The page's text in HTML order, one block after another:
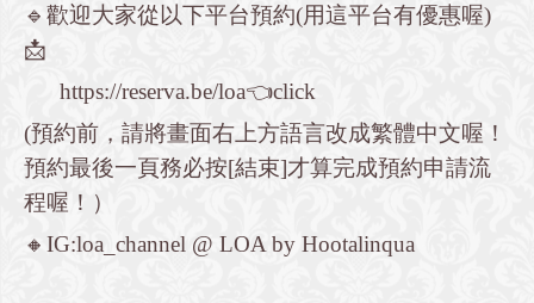
🔹歡迎大家從以下平台預約(用這平台有優惠喔)
📩
https://reserva.be/loa👈click
(預約前，請將畫面右上方語言改成繁體中文喔！
預約最後一頁務必按[結束]才算完成預約申請流
程喔！）
🔸IG:loa_channel @ LOA by Hootalinqua